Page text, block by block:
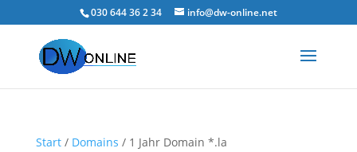
030 644 36 2 34 info@dw-online.net
Start/ Domains / 1 Jahr Domain *.la